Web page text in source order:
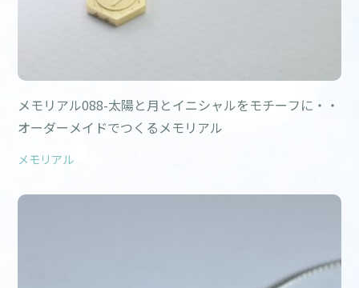
メモリアル088-太陽と月とイニシャルをモチーフに・・
オーダーメイドでつくるメモリアル
メモリアル